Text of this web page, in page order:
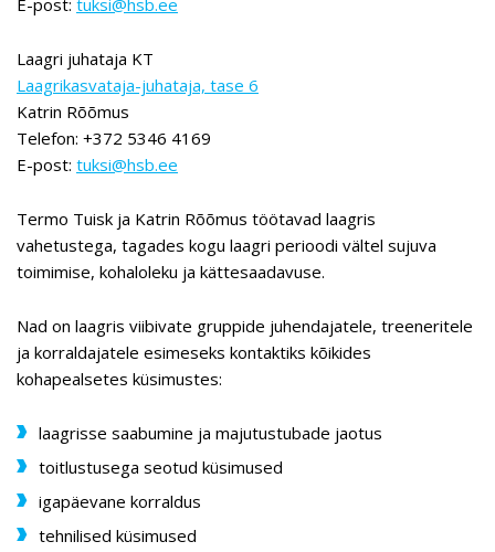
E-post: tuksi@hsb.ee
Laagri juhataja KT
Laagrikasvataja-juhataja, tase 6
Katrin Rõõmus
Telefon: +372 5346 4169
E-post: tuksi@hsb.ee
Termo Tuisk ja Katrin Rõõmus töötavad laagris
vahetustega, tagades kogu laagri perioodi vältel sujuva
toimimise, kohaloleku ja kättesaadavuse.
Nad on laagris viibivate gruppide juhendajatele, treeneritele
ja korraldajatele esimeseks kontaktiks kõikides
kohapealsetes küsimustes:
laagrisse saabumine ja majutustubade jaotus
toitlustusega seotud küsimused
igapäevane korraldus
tehnilised küsimused